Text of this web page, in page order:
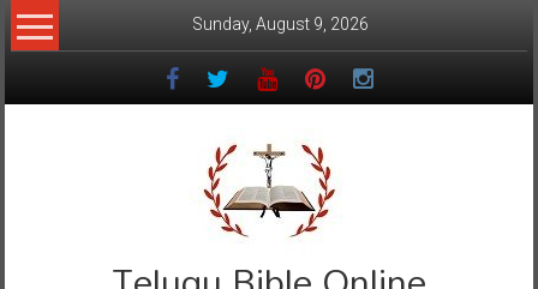
Skip
to
Sunday, August 9, 2026